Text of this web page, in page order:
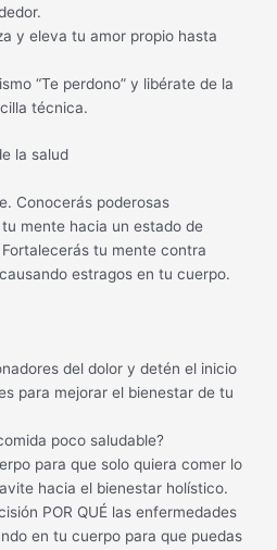
y eleva tu amor propio hasta
“Te perdono” y libérate de la
técnica.
la salud
Conocerás poderosas
mente hacia un estado de
tu mente contra
estragos en tu cuerpo.
del dolor y detén el inicio
para mejorar el bienestar de tu
poco saludable?
para que solo quiera comer lo
hacia el bienestar holístico.
POR QUÉ las enfermedades
en tu cuerpo para que puedas